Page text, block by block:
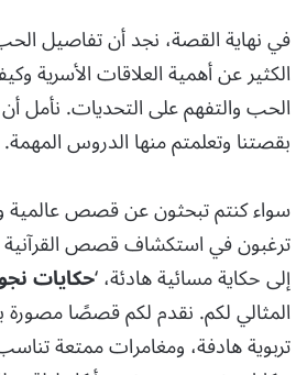
في نهاية القصة، نجد أن تفاصيل
الكثير عن أهمية العلاقات الأسرية
الحب والتفهم على التحديات. نأمل
بقصتنا وتعلمتم منها الدروس المهمة.
سواء كنتم تبحثون عن قصص عالمية
ترغبون في استكشاف قصص القرآنية
إلى حكاية مسائية هادئة، ‘حكايات
المثالي لكم. نقدم لكم قصصًا
تربوية هادفة، ومغامرات ممتعة